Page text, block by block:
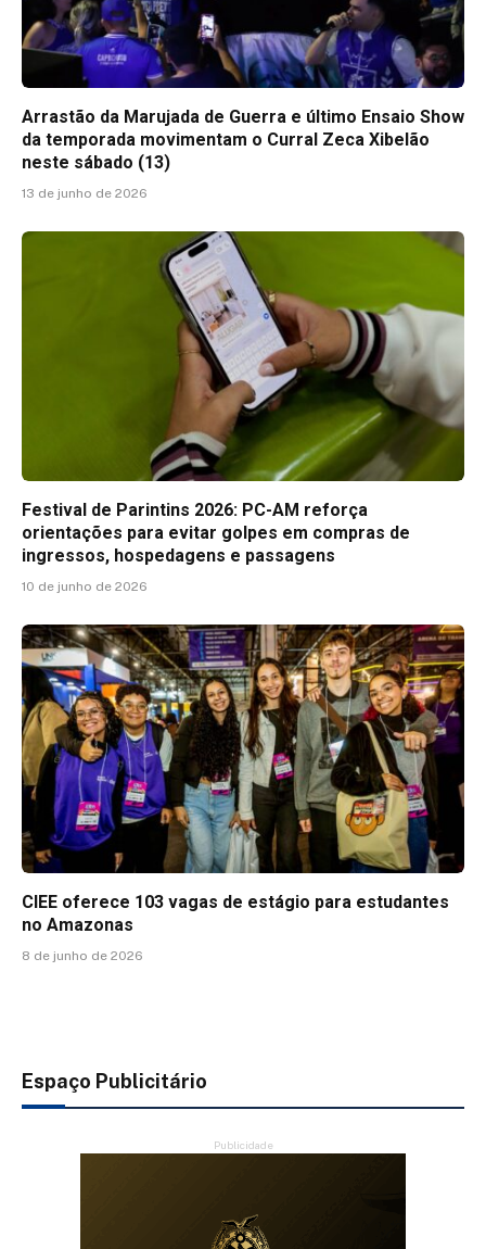
Arrastão da Marujada de Guerra e último Ensaio Show
da temporada movimentam o Curral Zeca Xibelão
neste sábado (13)
13 de junho de 2026
Festival de Parintins 2026: PC-AM reforça
orientações para evitar golpes em compras de
ingressos, hospedagens e passagens
10 de junho de 2026
CIEE oferece 103 vagas de estágio para estudantes
no Amazonas
8 de junho de 2026
Espaço Publicitário
Publicidade